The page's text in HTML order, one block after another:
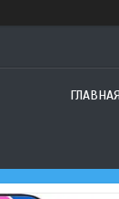
ГЛАВНАЯ